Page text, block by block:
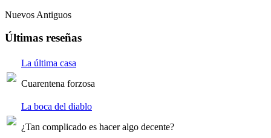
Nuevos Antiguos
Últimas reseñas
La última casa
Cuarentena forzosa
La boca del diablo
¿Tan complicado es hacer algo decente?